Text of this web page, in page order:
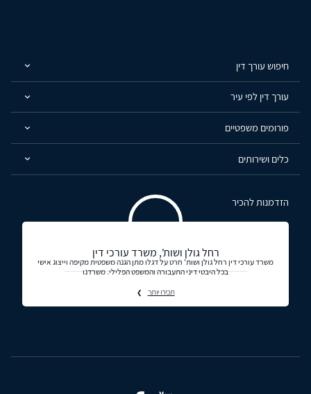
חיפוש עורך דין
עורך דין לפי עיר
פורומים משפטיים
כלים ושירותים
הזדמנות להכיר
רחל גולן ושות', משרד עורכי דין
משרד עורכי דין רחל גולן ושות' חרט על דגלו מתן הגנה משפטית מקיפה וייצוג אישי
בכל היבטי דיני התעבורה והמשפט הפלילי. משרדנו
תכירו יותר